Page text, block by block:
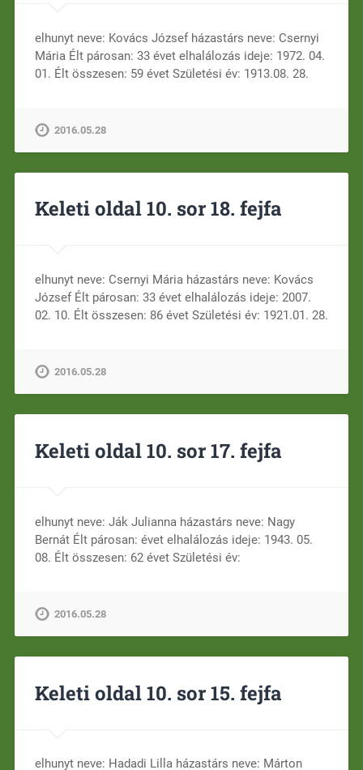
elhunyt neve: Kovács József házastárs neve: Csernyi
Mária Élt párosan: 33 évet elhalálozás ideje: 1972. 04.
01. Élt összesen: 59 évet Születési év: 1913.08. 28.
2016.05.28
Keleti oldal 10. sor 18. fejfa
elhunyt neve: Csernyi Mária házastárs neve: Kovács
József Élt párosan: 33 évet elhalálozás ideje: 2007.
02. 10. Élt összesen: 86 évet Születési év: 1921.01. 28.
2016.05.28
Keleti oldal 10. sor 17. fejfa
elhunyt neve: Ják Julianna házastárs neve: Nagy
Bernát Élt párosan: évet elhalálozás ideje: 1943. 05.
08. Élt összesen: 62 évet Születési év:
2016.05.28
Keleti oldal 10. sor 15. fejfa
elhunyt neve: Hadadi Lilla házastárs neve: Márton